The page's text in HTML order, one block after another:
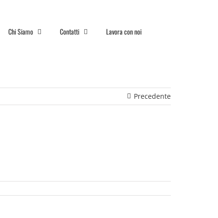
Chi Siamo Contatti Lavora con noi
Precedente